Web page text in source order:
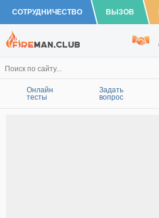
СОТРУДНИЧЕСТВО ВЫЗОВ
Онлайн
тесты
Задать
вопрос